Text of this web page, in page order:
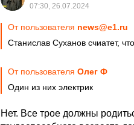
07:30, 26.07.2024
От пользователя news@e1.ru
Станислав Суханов счиатет,
От пользователя Олег Ф
Один из них электрик
Нет. Все трое должны